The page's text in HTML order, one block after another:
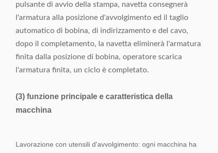
pulsante di avvio della stampa, navetta consegnerà
l'armatura alla posizione d'avvolgimento ed il taglio
automatico di bobina, di indirizzamento e del cavo,
dopo il completamento, la navetta eliminerà l'armatura
finita dalla posizione di bobina, operatore scarica
l'armatura finita, un ciclo è completato.
(3) funzione principale e caratteristica della
macchina
Lavorazione con utensili d'avvolgimento: ogni macchina ha